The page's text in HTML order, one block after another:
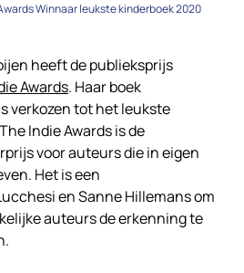
Winnaar leukste kinderboek 2020
heeft de publieksprijs
Awards. Haar boek
verkozen tot het leukste
Indie Awards is de
voor auteurs die in eigen
Het is een
en Sanne Hillemans om
auteurs de erkenning te